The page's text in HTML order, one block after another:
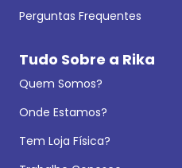
Perguntas Frequentes
Tudo Sobre a Rika
Quem Somos?
Onde Estamos?
Tem Loja Física?